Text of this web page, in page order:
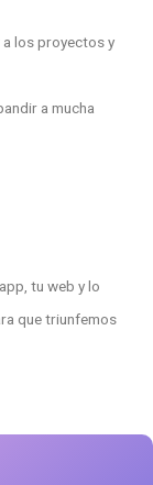
los proyectos y
a mucha
tu web y lo
que triunfemos